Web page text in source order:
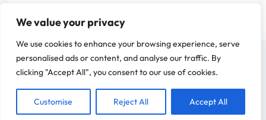
We value your privacy
We use cookies to enhance your browsing experience, serve
personalised ads or content, and analyse our traffic. By
clicking "Accept All", you consent to our use of cookies.
Customise Reject All Accept All
Politique de confidentialité
Mentions légales
On a attendu d'être sûr que le contenu de notre site vous intéresse avant de
C'est OK pour vous ?
ACCEPTER